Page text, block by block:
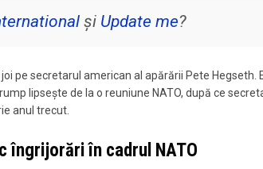
și Update me?
pe secretarul american al apărării Pete Hegseth.
lipseşte de la o reuniune NATO, după ce
anul trecut.
îngrijorări în cadrul NATO